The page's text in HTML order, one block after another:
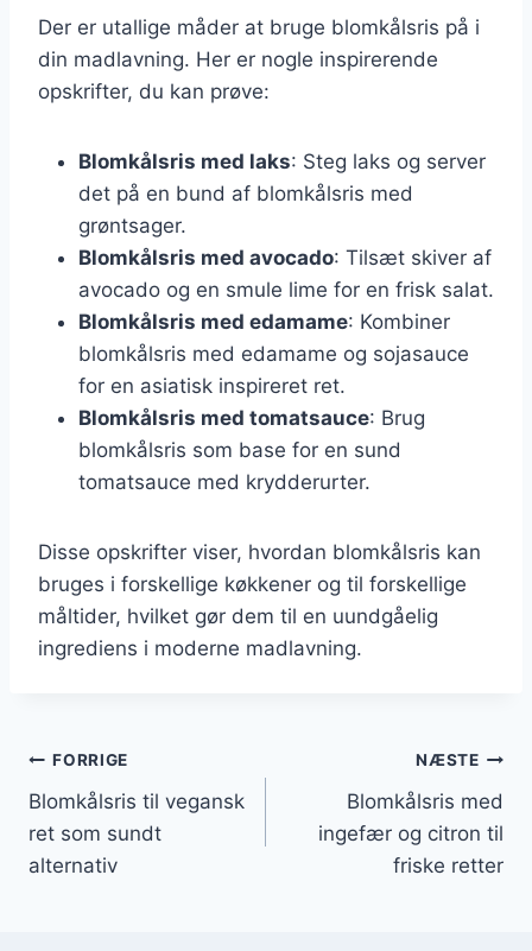
Der er utallige måder at bruge blomkålsris på i
din madlavning. Her er nogle inspirerende
opskrifter, du kan prøve:
Blomkålsris med laks: Steg laks og server
det på en bund af blomkålsris med
grøntsager.
Blomkålsris med avocado: Tilsæt skiver af
avocado og en smule lime for en frisk salat.
Blomkålsris med edamame: Kombiner
blomkålsris med edamame og sojasauce
for en asiatisk inspireret ret.
Blomkålsris med tomatsauce: Brug
blomkålsris som base for en sund
tomatsauce med krydderurter.
Disse opskrifter viser, hvordan blomkålsris kan
bruges i forskellige køkkener og til forskellige
måltider, hvilket gør dem til en uundgåelig
ingrediens i moderne madlavning.
Indlægsnavigation
FORRIGE
Blomkålsris til vegansk
ret som sundt
alternativ
NÆSTE
Blomkålsris med
ingefær og citron til
friske retter